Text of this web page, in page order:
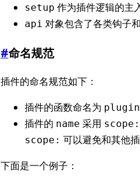
setup 作为插件逻辑的主
api 对象包含了各类钩子和
#命名规范
插件的命名规范如下：
插件的函数命名为
插件的 name 采用
scope: 可以避免和其他
下面是一个例子：